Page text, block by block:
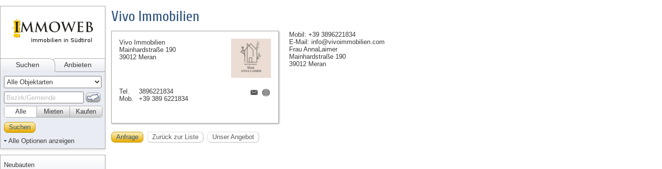
Suchen Anbieten
Alle Kaufen
Mieten
Suchen
Alle Optionen anzeigen
Neubauten
Vivo Immobilien
Vivo Immobilien
Mainhardstraße 190
39012 Meran
Tel.
3896221834
Mob.
+39 389 6221834
Mobil: +39 3896221834
E-Mail: info@vivoimmobilien.com
Frau AnnaLaimer
Mainhardstraße 190
39012 Meran
Anfrage Zurück zur Liste Unser Angebot